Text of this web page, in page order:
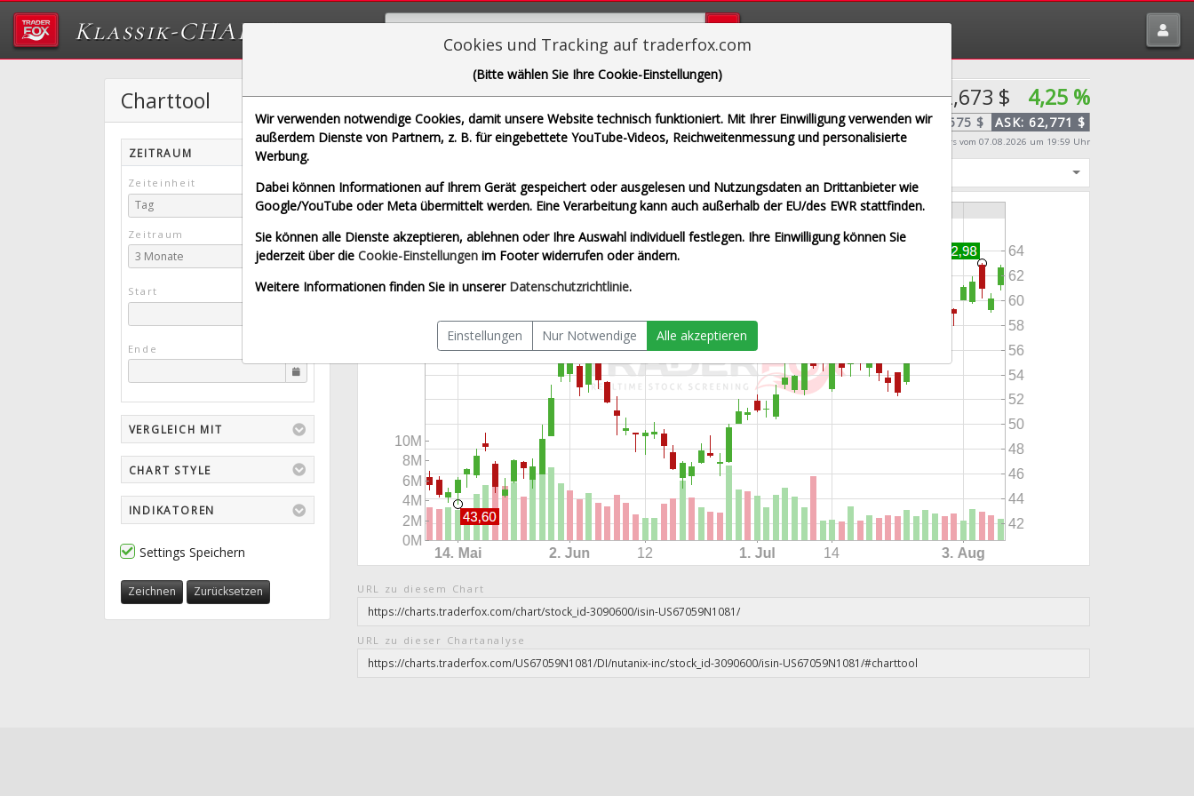
Klassik-CHARTTOOL
Nutanix Inc.
[NTNX | WKN A2ACQE | ISIN US67059N1081]
62,673 $ 4,25 %
BID:62,575 $ ASK: 62,771 $
Echtzeit-Aktienkurs vom 07.08.2026 um 19:59 Uhr
URL zu diesem Chart
URL zu dieser Chartanalyse
Charttool
ZEITRAUM
Zeiteinheit
Tag
Zeitraum
3 Monate
Start
Ende
VERGLEICH MIT
CHART STYLE
INDIKATOREN
Settings Speichern
Zeichnen Zurücksetzen
Cookies und Tracking auf traderfox.com
(Bitte wählen Sie Ihre Cookie-Einstellungen)
Wir verwenden notwendige Cookies, damit unsere Website technisch funktioniert. Mit Ihrer Einwilligung verwenden wir
außerdem Dienste von Partnern, z. B. für eingebettete YouTube-Videos, Reichweitenmessung und personalisierte
Werbung.
Dabei können Informationen auf Ihrem Gerät gespeichert oder ausgelesen und Nutzungsdaten an Drittanbieter wie
Google/YouTube oder Meta übermittelt werden. Eine Verarbeitung kann auch außerhalb der EU/des EWR stattfinden.
Sie können alle Dienste akzeptieren, ablehnen oder Ihre Auswahl individuell festlegen. Ihre Einwilligung können Sie
jederzeit über die Cookie-Einstellungen im Footer widerrufen oder ändern.
Weitere Informationen finden Sie in unserer Datenschutzrichtlinie.
Einstellungen Nur Notwendige Alle akzeptieren